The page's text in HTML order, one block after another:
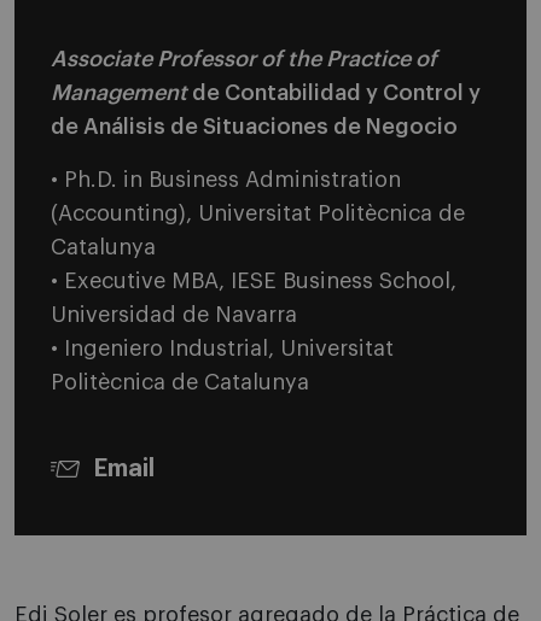
Associate Professor of the Practice of
Management de Contabilidad y Control y
de Análisis de Situaciones de Negocio
• Ph.D. in Business Administration
(Accounting), Universitat Politècnica de
Catalunya
• Executive MBA, IESE Business School,
Universidad de Navarra
• Ingeniero Industrial, Universitat
Politècnica de Catalunya
Email
Edi Soler es profesor agregado de la Práctica de